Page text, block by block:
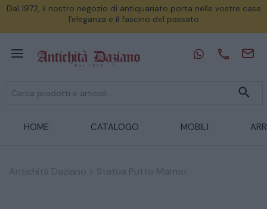
Dal 1972, il nostro negozio di antiquariato porta nelle vostre case
l'eleganza e il fascino del passato
HOME CATALOGO MOBILI
Antichità Daziano Statua Putto Marmo